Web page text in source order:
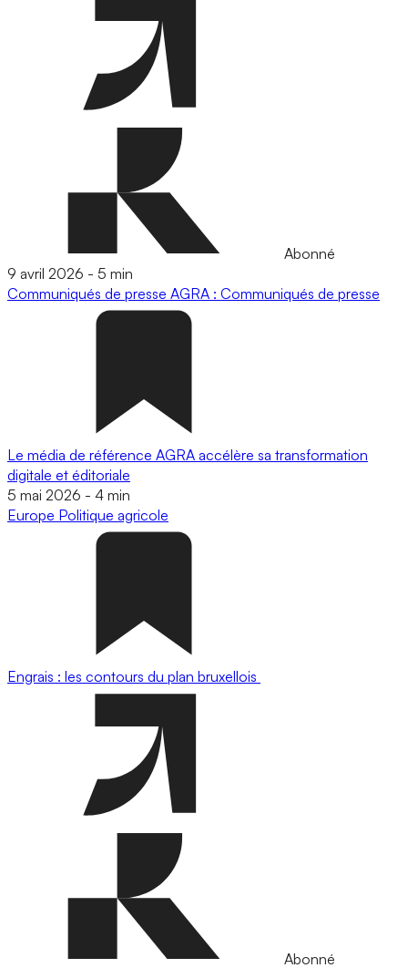
Abonné
9 avril 2026 - 5 min
Communiqués de presse AGRA : Communiqués de presse
Le média de référence AGRA accélère sa transformation
digitale et éditoriale
5 mai 2026 - 4 min
Europe Politique agricole
Engrais : les contours du plan bruxellois
Abonné